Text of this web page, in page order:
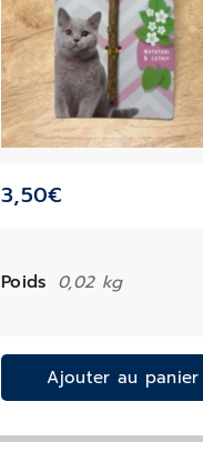
3,50€
Poids 0,02 kg
Ajouter au panier